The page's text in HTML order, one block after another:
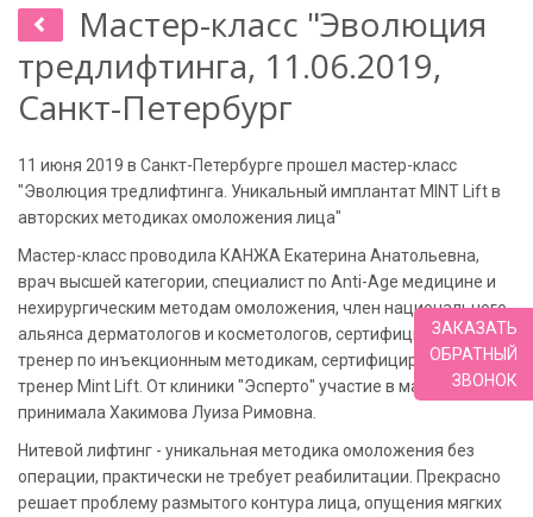
Мастер-класс "Эволюция
тредлифтинга, 11.06.2019,
Санкт-Петербург
11 июня 2019 в Санкт-Петербурге прошел мастер-класс
"Эволюция тредлифтинга. Уникальный имплантат MINT Lift в
авторских методиках омоложения лица"
Мастер-класс проводила КАНЖА Екатерина Анатольевна,
врач высшей категории, специалист по Anti-Age медицине и
нехирургическим методам омоложения, член национального
альянса дерматологов и косметологов, сертифицированный
тренер по инъекционным методикам, сертифицированный
тренер Mint Lift. От клиники "Эсперто" участие в мастер-классе
принимала Хакимова Луиза Римовна.
Нитевой лифтинг - уникальная методика омоложения без
операции, практически не требует реабилитации. Прекрасно
решает проблему размытого контура лица, опущения мягких
ЗАКАЗАТЬ
ОБРАТНЫЙ
ЗВОНОК